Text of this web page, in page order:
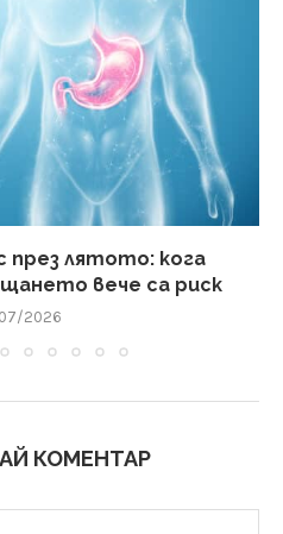
лятото: кога
вече са риск
2026
КОМЕНТАР